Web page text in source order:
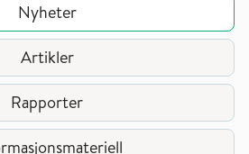
Nyheter
Artikler
Rapporter